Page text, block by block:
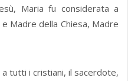
Maria fu considerata a
Madre della Chiesa, Madre
tutti i cristiani, il sacerdote,